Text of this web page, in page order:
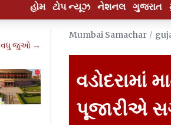
હોમ ટોપ ન્યૂઝ નેશનલ ગુજરાત
વધુ જુઓ →
Mumbai Samachar /
વડોદરામાં
પૂજારીએ